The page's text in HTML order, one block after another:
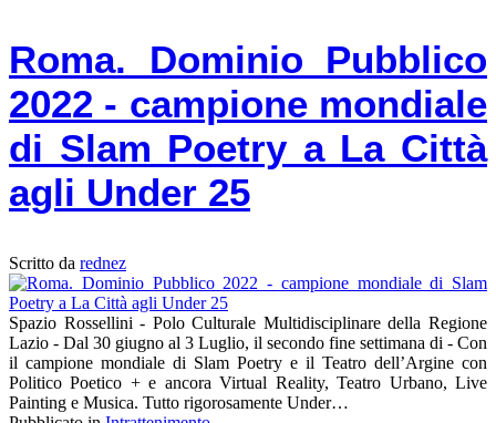
Roma. Dominio Pubblico
2022 - campione mondiale
di Slam Poetry a La Città
agli Under 25
Scritto da rednez
Spazio Rossellini - Polo Culturale Multidisciplinare della Regione
Lazio - Dal 30 giugno al 3 Luglio, il secondo fine settimana di - Con
il campione mondiale di Slam Poetry e il Teatro dell’Argine con
Politico Poetico + e ancora Virtual Reality, Teatro Urbano, Live
Painting e Musica. Tutto rigorosamente Under…